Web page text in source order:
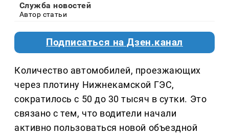
Служба новостей
Автор статьи
Подписаться на Дзен.канал
Количество автомобилей, проезжающих
через плотину Нижнекамской ГЭС,
сократилось с 50 до 30 тысяч в сутки. Это
связано с тем, что водители начали
активно пользоваться новой объездной